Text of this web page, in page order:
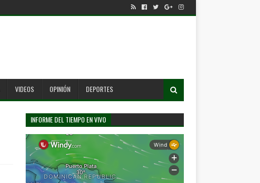
VIDEOS OPINIÓN DEPORTES
INFORME DEL TIEMPO EN VIVO